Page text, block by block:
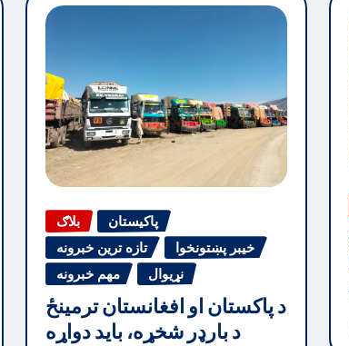
بلاګ
پاکیستان
تازه ترین خبرونه
خیبر پښتونخوا
مهم خبرونه
نړیوال
د پاکستان او افغانستان ترمینځ
د بارډر شخړه، باید دواړه